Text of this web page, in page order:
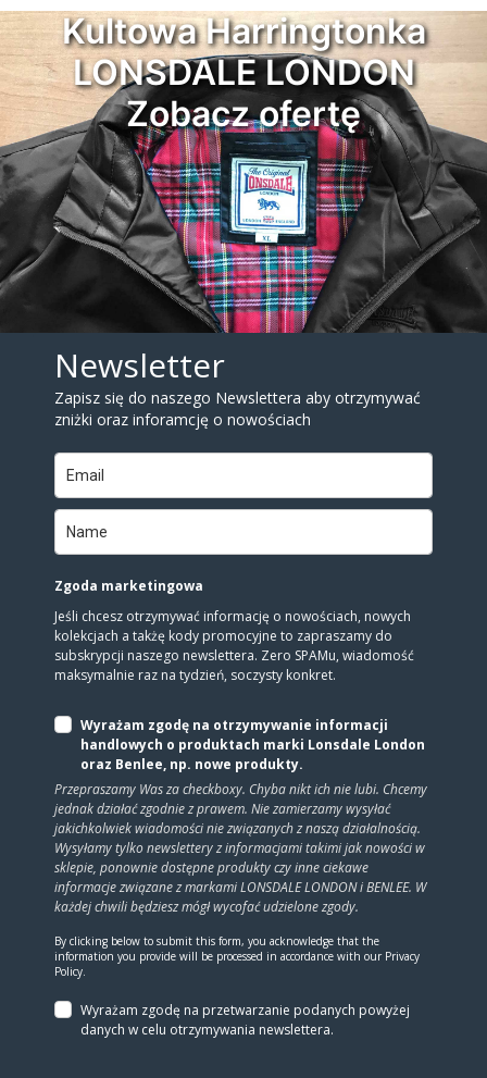
Kultowa Harringtonka
LONSDALE LONDON
Zobacz ofertę
Newsletter
Zapisz się do naszego Newslettera aby otrzymywać
zniżki oraz inforamcję o nowościach
Zgoda marketingowa
Jeśli chcesz otrzymywać informację o nowościach, nowych
kolekcjach a takżę kody promocyjne to zapraszamy do
subskrypcji naszego newslettera. Zero SPAMu, wiadomość
maksymalnie raz na tydzień, soczysty konkret.
Wyrażam zgodę na otrzymywanie informacji
handlowych o produktach marki Lonsdale London
oraz Benlee, np. nowe produkty.
Przepraszamy Was za checkboxy. Chyba nikt ich nie lubi. Chcemy
jednak działać zgodnie z prawem. Nie zamierzamy wysyłać
jakichkolwiek wiadomości nie związanych z naszą działalnością.
Wysyłamy tylko newslettery z informacjami takimi jak nowości w
sklepie, ponownie dostępne produkty czy inne ciekawe
informacje związane z markami LONSDALE LONDON i BENLEE. W
każdej chwili będziesz mógł wycofać udzielone zgody.
By clicking below to submit this form, you acknowledge that the
information you provide will be processed in accordance with our Privacy
Policy.
Wyrażam zgodę na prze­twa­rza­nie po­da­nych powyżej
danych w celu otrzy­my­wa­nia new­slet­tera.